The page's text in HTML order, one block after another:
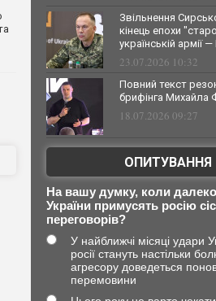
Звільнення
кінець епохи
українській армії —
23.07.2026 10:32
Повний текст
брифінга Михайла
18.07.2026 09:27
ОПИТУВАННЯ
На вашу думку, коли
України примусять росію
переговорів?
У найближчі місяці удари
росії стануть настільки
агресору доведеться
перемовини